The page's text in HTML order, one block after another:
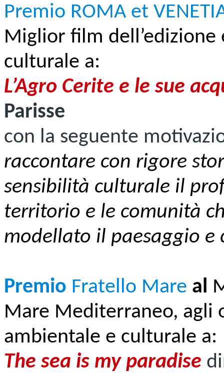
Premio ROMA et
Miglior film
culturale a:
L’Agro Cerite e le sue
Parisse
con la seguente
raccontare con rigore
sensibilità culturale il
territorio e le comunità
modellato il paesaggio e
Premio Fratello Mare al
Mare Mediterraneo, agli
ambientale e culturale a:
The sea is my paradise